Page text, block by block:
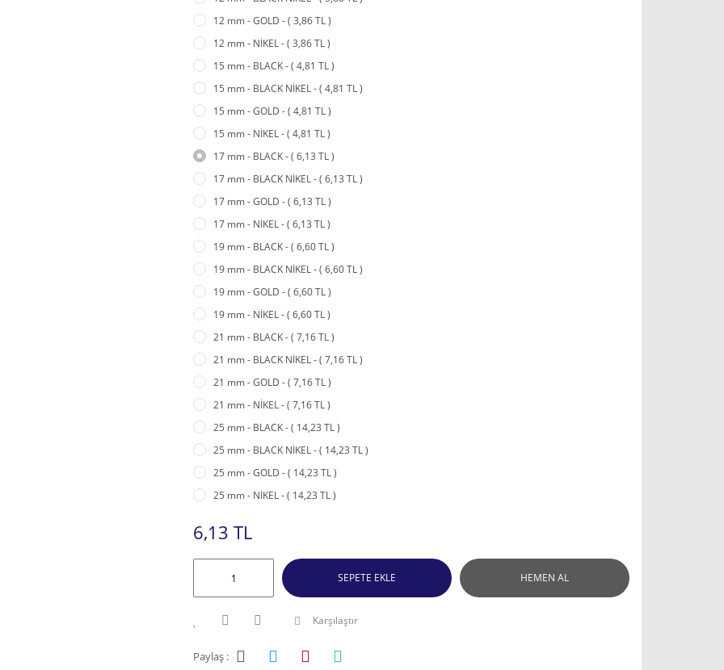
12 mm - GOLD - ( 3,86 TL )
12 mm - NİKEL - ( 3,86 TL )
15 mm - BLACK - ( 4,81 TL )
15 mm - BLACK NİKEL - ( 4,81 TL )
15 mm - GOLD - ( 4,81 TL )
15 mm - NİKEL - ( 4,81 TL )
17 mm - BLACK - ( 6,13 TL )
17 mm - BLACK NİKEL - ( 6,13 TL )
17 mm - GOLD - ( 6,13 TL )
17 mm - NİKEL - ( 6,13 TL )
19 mm - BLACK - ( 6,60 TL )
19 mm - BLACK NİKEL - ( 6,60 TL )
19 mm - GOLD - ( 6,60 TL )
19 mm - NİKEL - ( 6,60 TL )
21 mm - BLACK - ( 7,16 TL )
21 mm - BLACK NİKEL - ( 7,16 TL )
21 mm - GOLD - ( 7,16 TL )
21 mm - NİKEL - ( 7,16 TL )
25 mm - BLACK - ( 14,23 TL )
25 mm - BLACK NİKEL - ( 14,23 TL )
25 mm - GOLD - ( 14,23 TL )
25 mm - NİKEL - ( 14,23 TL )
6,13 TL
SEPETE EKLE HEMEN AL
Karşılaştır
Paylaş :